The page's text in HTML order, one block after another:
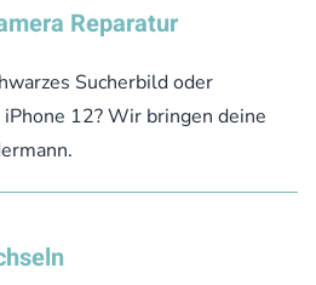
Reparatur
Sucherbild oder
12? Wir bringen deine